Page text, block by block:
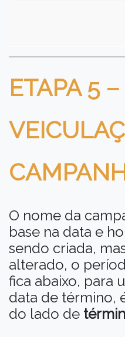
ETAPA 5 –
O nome da
base na data e
sendo criada,
alterado, o
fica abaixo, para
data de término,
do lado de